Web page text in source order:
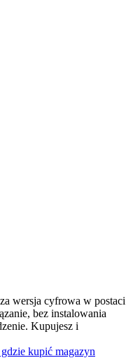
wersja cyfrowa w postaci
bez instalowania
Kupujesz i
kupić magazyn